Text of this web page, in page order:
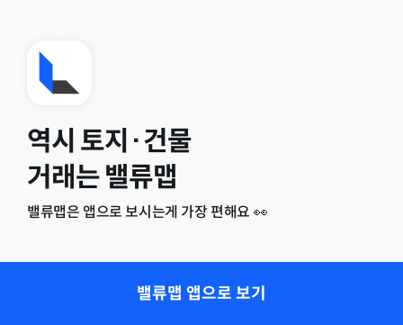
역시 토지·건물
거래는 밸류맵
밸류맵은 앱으로 보시는게 가장 편해요 👀
밸류맵 앱으로 보기